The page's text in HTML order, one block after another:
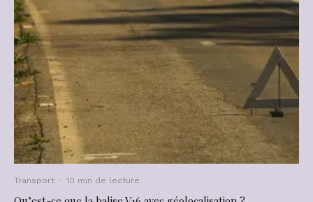
Transport · 10 min de lecture